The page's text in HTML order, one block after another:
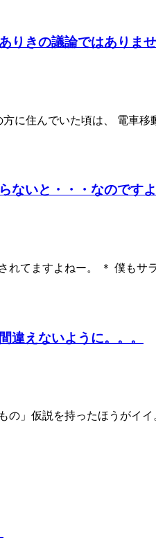
きの議論ではありませ
に住んでいた頃は、 電車
ないと・・・なのですよ
れてますよねー。 ＊ 僕も
違えないように。。。
の」仮説を持ったほうが